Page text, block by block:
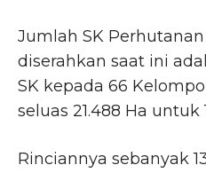
Jumlah SK
diserahkan saat ini
SK kepada 66
seluas 21.488 Ha untuk
Rinciannya sebanyak